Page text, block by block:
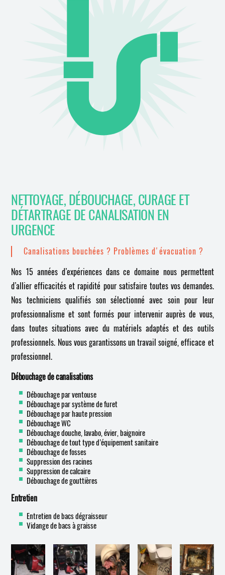
NETTOYAGE, DÉBOUCHAGE, CURAGE ET
DÉTARTRAGE DE CANALISATION EN
URGENCE
Canalisations bouchées ? Problèmes d'évacuation ?
Nos 15 années d’expériences dans ce domaine nous permettent
d’allier efficacités et rapidité pour satisfaire toutes vos demandes.
Nos techniciens qualifiés son sélectionné avec soin pour leur
professionnalisme et sont formés pour intervenir auprès de vous,
dans toutes situations avec du matériels adaptés et des outils
professionnels. Nous vous garantissons un travail soigné, efficace et
professionnel.
Débouchage de canalisations
Débouchage par ventouse
Débouchage par système de furet
Débouchage par haute pression
Débouchage WC
Débouchage douche, lavabo, évier, baignoire
Débouchage de tout type d’équipement sanitaire
Débouchage de fosses
Suppression des racines
Suppression de calcaire
Débouchage de gouttières
Entretien
Entretien de bacs dégraisseur
Vidange de bacs à graisse